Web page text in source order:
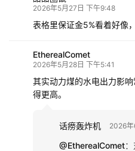
2026年5月27日 下午9:48
表格里保证金5%看着好像
EtherealComet
2026年5月28日 下午5:41
其实动力煤的水电出力影
得更高。
话痨轰炸机 2026
@EtherealComet：